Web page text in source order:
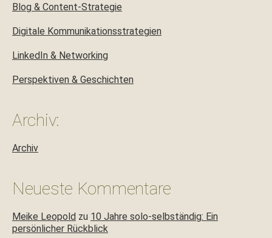
Blog & Content-Strategie
Digitale Kommunikationsstrategien
LinkedIn & Networking
Perspektiven & Geschichten
Archiv:
Archiv
Neueste Kommentare
Meike Leopold zu 10 Jahre solo-selbständig: Ein
persönlicher Rückblick